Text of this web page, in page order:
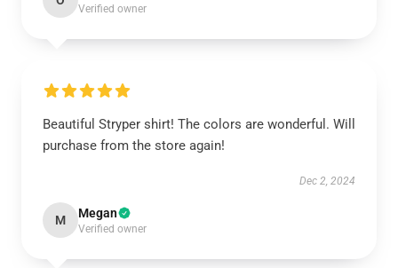
Verified owner
Beautiful Stryper shirt! The colors are wonderful. Will
purchase from the store again!
Dec 2, 2024
M Megan
Verified owner